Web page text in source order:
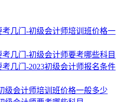
几门-初级会计师培训班价格一
几门-初级会计师要考哪些科目
几门-2023初级会计师报名条件
级会计师培训班价格一般多少